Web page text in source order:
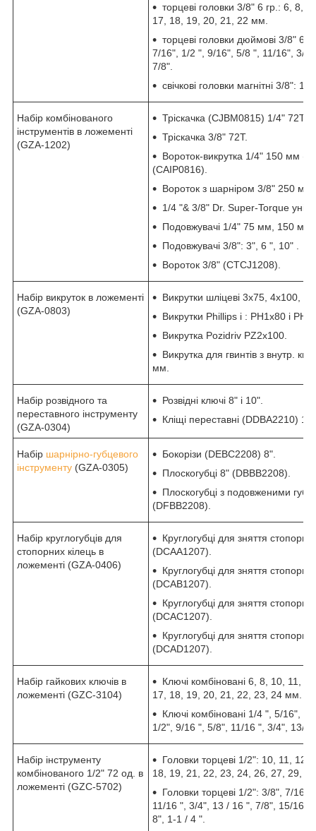
торцеві головки 3/8" 6 гр.: 6, 8,
17, 18, 19, 20, 21, 22 мм.
торцеві головки дюймові 3/8" 6-
7/16", 1/2 ", 9/16", 5/8 ", 11/16", 3/4
7/8".
свічкові головки магнітні 3/8":
Набір комбінованого
інструментів в ложементі
(GZA-1202)
Тріскачка (CJBM0815) 1/4" 72Т.
Тріскачка 3/8" 72Т.
Вороток-викрутка 1/4" 150 мм
(CAIP0816).
Вороток з шарніром 3/8" 250 мм
1/4 "& 3/8" Dr. Super-Torque
Подовжувачі 1/4" 75 мм, 150 мм
Подовжувачі 3/8": 3", 6 ", 10" .
Вороток 3/8" (CTCJ1208).
Набір викруток в ложементі
(GZA-0803)
Викрутки шліцеві 3х75, 4х100,
Викрутки Phillips і : PH1x80 і
Викрутка Pozidriv PZ2x100.
Викрутка для гвинтів з внутр.
мм.
Набір розвідного та
переставного інструменту
(GZA-0304)
Розвідні ключі 8" і 10".
Кліщі переставні (DDBA2210)
Набір шарнірно-губцевого
інструменту (GZA-0305)
Бокорізи (DEBC2208) 8".
Плоскогубці 8" (DBBB2208).
Плоскогубці з подовженими
(DFBB2208).
Набір круглогубців для
стопорних кілець в
ложементі (GZA-0406)
Круглогубці для зняття
(DCAA1207).
Круглогубці для зняття
(DCAB1207).
Круглогубці для зняття
(DCAC1207).
Круглогубці для зняття
(DCAD1207).
Набір гайкових ключів в
ложементі (GZC-3104)
Ключі комбіновані 6, 8, 10, 11,
17, 18, 19, 20, 21, 22, 23, 24 мм.
Ключі комбіновані 1/4 ", 5/16",
1/2", 9/16 ", 5/8", 11/16 ", 3/4", 13/
Набір інструменту
комбінованого 1/2" 72 од. в
ложементі (GZC-5702)
Головки торцеві 1/2": 10, 11,
18, 19, 21, 22, 23, 24, 26, 27, 29,
Головки торцеві 1/2": 3/8", 7/16
11/16 ", 3/4", 13 / 16 ", 7/8", 15/16
8", 1-1 / 4 ".